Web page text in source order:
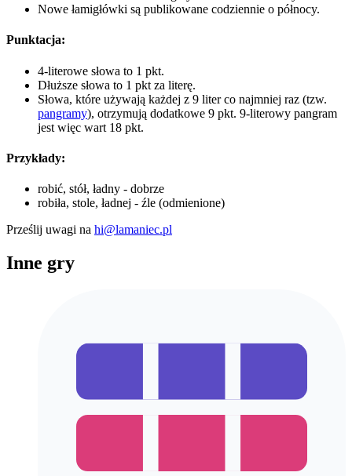
Nowe łamigłówki są publikowane codziennie o północy.
Punktacja:
4-literowe słowa to 1 pkt.
Dłuższe słowa to 1 pkt za literę.
Słowa, które używają każdej z 9 liter co najmniej raz (tzw.
pangramy), otrzymują dodatkowe 9 pkt. 9-literowy pangram
jest więc wart 18 pkt.
Przykłady:
robić, stół, ładny - dobrze
robiła, stole, ładnej - źle (odmienione)
Prześlij uwagi na hi@lamaniec.pl
Inne gry